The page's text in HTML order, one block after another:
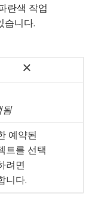
란색 작업
습니다.
됨
예약된
트를 선택
려면
니다.